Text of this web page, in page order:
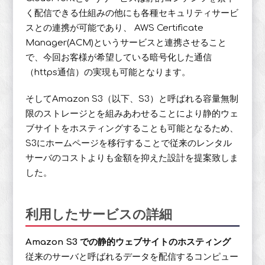
く配信できる仕組みの他にも各種セキュリティサービ
スとの連携が可能であり、 AWS Certificate
Manager(ACM)というサービスと連携させること
で、今回お客様が希望している暗号化した通信
（https通信）の実現も可能となります。
そしてAmazon S3（以下、S3）と呼ばれる容量無制
限のストレージとを組みあわせることにより静的ウェ
ブサイトをホスティングすることも可能となるため、
S3にホームページを移行することで従来のレンタル
サーバのコストよりも金額を抑えた設計を提案致しま
した。
利用したサービスの詳細
Amazon S3 での静的ウェブサイトのホスティング
従来のサーバと呼ばれるデータを配信するコンピュー